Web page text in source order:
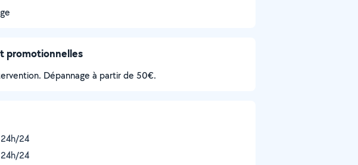
promotionnelles
Dépannage à partir de 50€.
24
24